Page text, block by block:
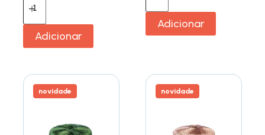
Adicionar
Adicionar
novidade novidade